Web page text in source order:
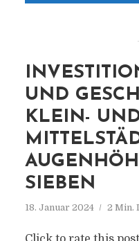
UND
KLEIN-
SIEBEN
18. Januar 2024 2 Min.